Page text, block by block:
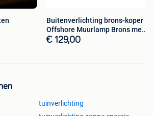
Buitenverlichting brons-koper
Offshore Muurlamp Brons met
LE
€ 129,00
tuinverlichting